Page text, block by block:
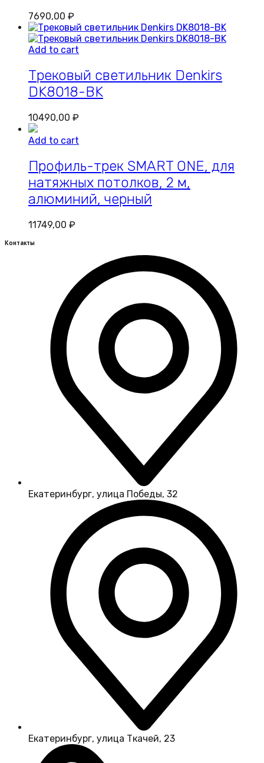
7690,00 ₽
Add to cart
Трековый светильник Denkirs
DK8018-BK
10490,00 ₽
Add to cart
Профиль-трек SMART ONE, для
натяжных потолков, 2 м,
алюминий, черный
11749,00 ₽
Контакты
Екатеринбург, улица Победы, 32
Екатеринбург, улица Ткачей, 23